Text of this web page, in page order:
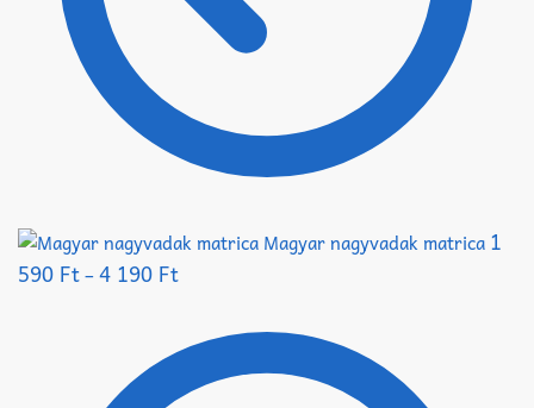
Magyar nagyvadak matrica 1
590 Ft–4 190 Ft